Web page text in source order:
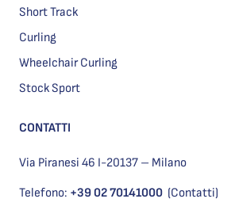
Short Track
Curling
Wheelchair Curling
Stock Sport
CONTATTI
Via Piranesi 46 I-20137 – Milano
Telefono: +39 02 70141000 (Contatti)